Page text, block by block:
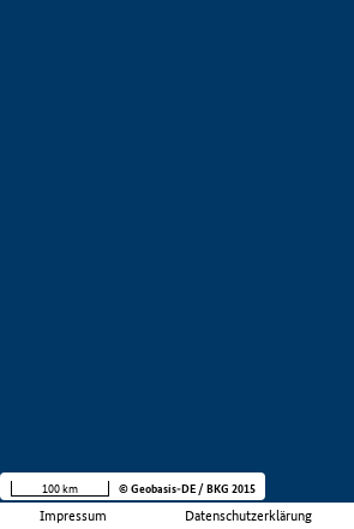
Impressum Datenschutzerklärung
100 km © Geobasis-DE / BKG 2015